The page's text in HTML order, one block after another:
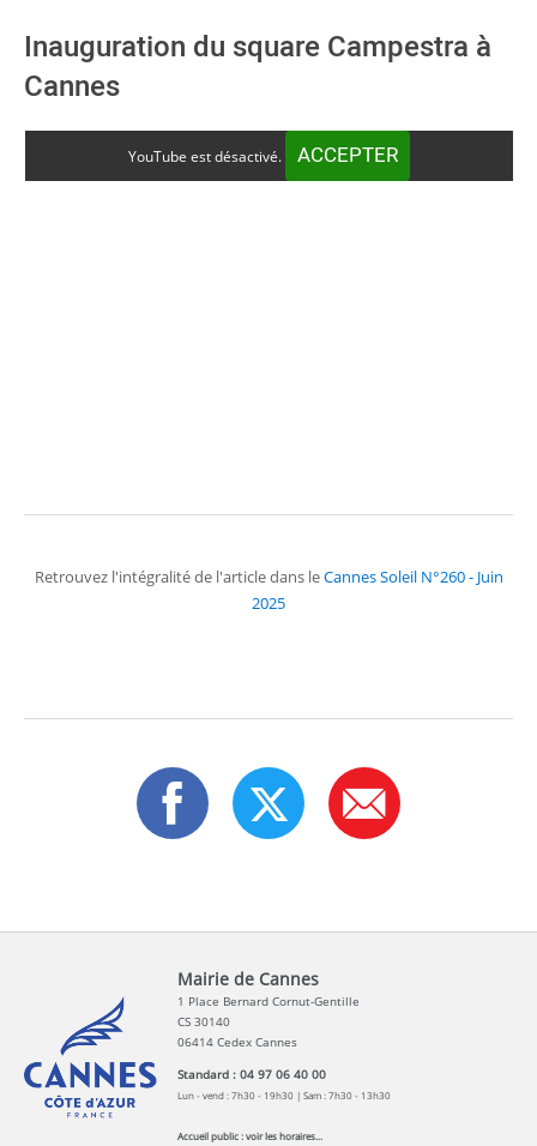
Inauguration du square Campestra à
Cannes
YouTube est désactivé. ACCEPTER
Retrouvez l'intégralité de l'article dans leCannes Soleil N°260 - Juin
2025
Mairie de Cannes
1 Place Bernard Cornut-Gentille
CS 30140
06414 Cedex Cannes
Standard : 04 97 06 40 00
Lun - vend : 7h30 - 19h30 | Sam : 7h30 - 13h30
Accueil public :voir les horaires...